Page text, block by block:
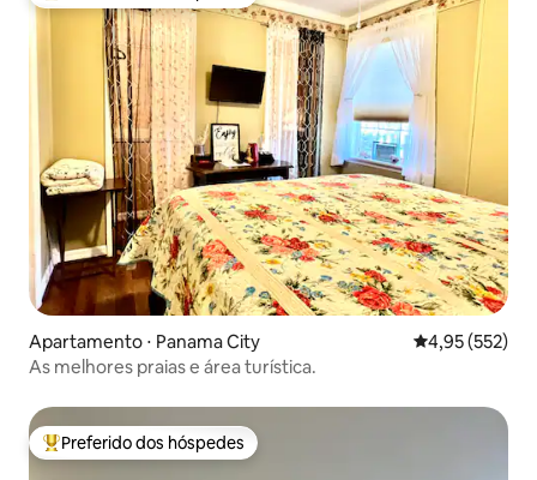
Apartamento ⋅ Panama City 4,95 de uma
4,95 (552)
As melhores praias e área turística.
Entre os melhores preferidos dos hóspedes
Preferido dos hóspedes